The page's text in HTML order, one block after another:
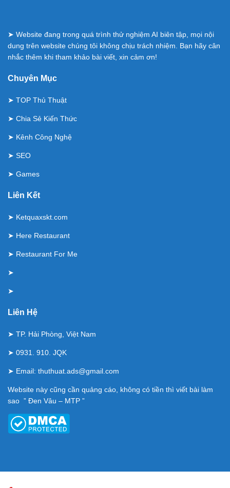
➤ Website đang trong quá trình thử nghiệm AI biên tập, mọi nội
dung trên website chúng tôi không chịu trách nhiệm. Bạn hãy cân
nhắc thêm khi tham khảo bài viết, xin cảm ơn!
Chuyên Mục
➤ TOP Thủ Thuật
➤ Chia Sẻ Kiến Thức
➤ Kênh Công Nghệ
➤ SEO
➤ Games
Liên Kết
➤ Ketquaxskt.com
➤ Here Restaurant
➤ Restaurant For Me
➤
➤
Liên Hệ
➤ TP. Hải Phòng, Việt Nam
➤ 0931. 910. JQK
➤ Email: thuthuat.ads@gmail.com
Website này cũng cần quảng cáo, không có tiền thì viết bài làm
sao ” Đen Vâu – MTP ”